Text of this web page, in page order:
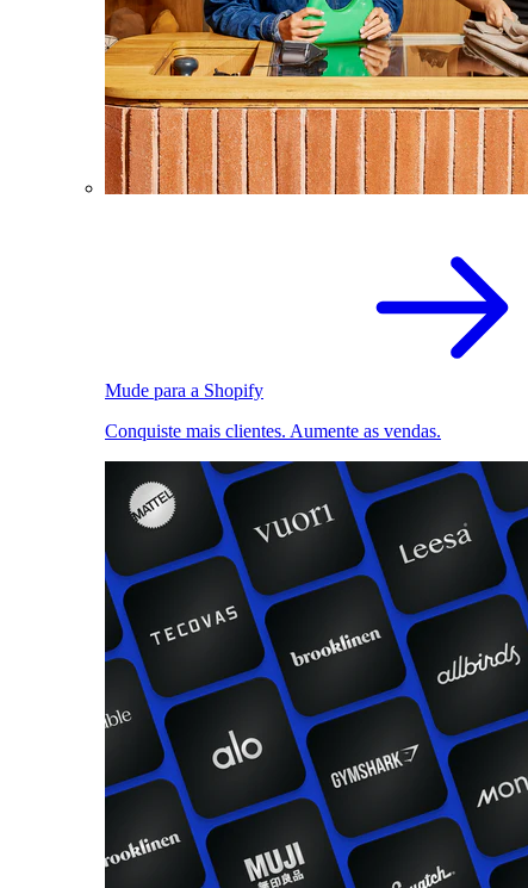
Mude para a Shopify
Conquiste mais clientes. Aumente as vendas.